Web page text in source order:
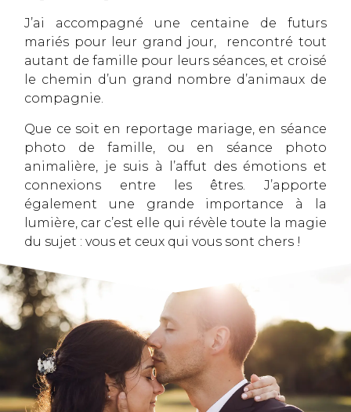
J’ai accompagné une centaine de futurs
mariés pour leur grand jour, rencontré tout
autant de famille pour leurs séances, et croisé
le chemin d’un grand nombre d’animaux de
compagnie.
Que ce soit en reportage mariage, en séance
photo de famille, ou en séance photo
animalière, je suis à l’affut des émotions et
connexions entre les êtres. J’apporte
également une grande importance à la
lumière, car c’est elle qui révèle toute la magie
du sujet : vous et ceux qui vous sont chers !